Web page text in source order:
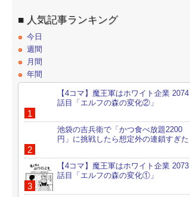
人気記事ランキング
今日
週間
月間
年間
【4コマ】魔王軍はホワイト企業 2074
話目「エルフの森の変化②」
池袋の吉兵衛で「かつ食べ放題2200
円」に挑戦したら想定外の連鎖すぎた
【4コマ】魔王軍はホワイト企業 2073
話目「エルフの森の変化①」